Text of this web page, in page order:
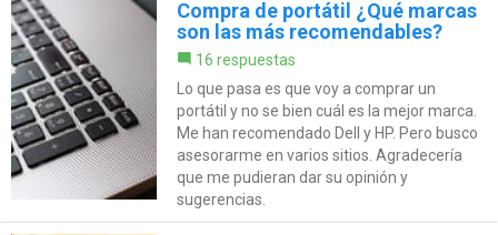
Compra de portátil ¿Qué marcas
son las más recomendables?
16 respuestas
Lo que pasa es que voy a comprar un
portátil y no se bien cuál es la mejor marca.
Me han recomendado Dell y HP. Pero busco
asesorarme en varios sitios. Agradecería
que me pudieran dar su opinión y
sugerencias.